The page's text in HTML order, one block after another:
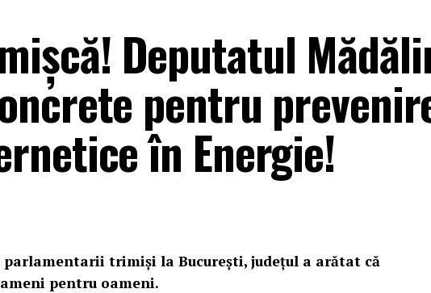
Deputatul
pentru
în Energie!
parlamentarii trimiși la București, județul a arătat că
pentru oameni.